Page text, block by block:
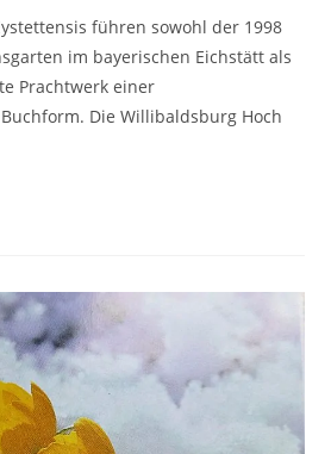
führen sowohl der 1998
im bayerischen Eichstätt als
Prachtwerk einer
Die Willibaldsburg Hoch